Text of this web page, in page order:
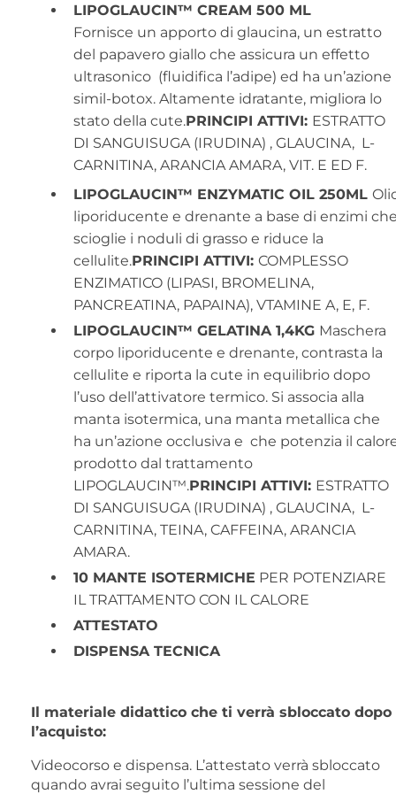
LIPOGLAUCIN™ CREAM 500 ML
Fornisce un apporto di glaucina, un estratto
del papavero giallo che assicura un effetto
ultrasonico (fluidifica l’adipe) ed ha un’azione
simil-botox. Altamente idratante, migliora lo
stato della cute.PRINCIPI ATTIVI: ESTRATTO
DI SANGUISUGA (IRUDINA) , GLAUCINA, L-
CARNITINA, ARANCIA AMARA, VIT. E ED F.
LIPOGLAUCIN™ ENZYMATIC OIL 250ML
liporiducente e drenante a base di enzimi
scioglie i noduli di grasso e riduce la
cellulite.PRINCIPI ATTIVI: COMPLESSO
ENZIMATICO (LIPASI, BROMELINA,
PANCREATINA, PAPAINA), VTAMINE A, E, F.
LIPOGLAUCIN™ GELATINA 1,4KG Maschera
corpo liporiducente e drenante, contrasta la
cellulite e riporta la cute in equilibrio dopo
l’uso dell’attivatore termico. Si associa alla
manta isotermica, una manta metallica che
ha un’azione occlusiva e che potenzia il
prodotto dal trattamento
LIPOGLAUCIN™.PRINCIPI ATTIVI: ESTRATTO
DI SANGUISUGA (IRUDINA) , GLAUCINA, L-
CARNITINA, TEINA, CAFFEINA, ARANCIA
AMARA.
10 MANTE ISOTERMICHE PER POTENZIARE
IL TRATTAMENTO CON IL CALORE
ATTESTATO
DISPENSA TECNICA
Il materiale didattico che ti verrà sbloccato dopo
l’acquisto:
Videocorso e dispensa. L’attestato verrà sbloccato
quando avrai seguito l’ultima sessione del